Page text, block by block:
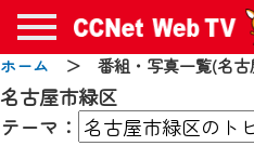
ホーム ＞ 番組・写真一覧(名古屋
名古屋市緑区
テーマ：
お